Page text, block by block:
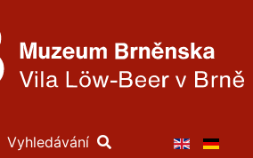
Vyhledávání